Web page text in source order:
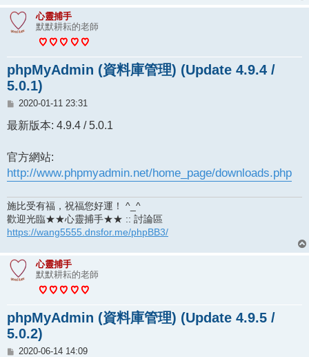
心靈捕手
默默耕耘的老師
phpMyAdmin (資料庫管理) (Update 4.9.4 /
5.0.1)
文
2020-01-11 23:31
最新版本: 4.9.4 / 5.0.1
官方網站:
http://www.phpmyadmin.net/home_page/downloads.php
施比受有福，祝福您好運！ ^_^
歡迎光臨★★心靈捕手★★ :: 討論區
https://wang5555.dnsfor.me/phpBB3/
心靈捕手
默默耕耘的老師
phpMyAdmin (資料庫管理) (Update 4.9.5 /
5.0.2)
文
2020-06-14 14:09